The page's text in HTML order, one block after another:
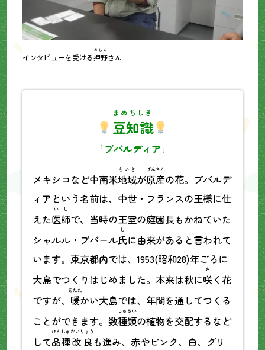
インタビューを受ける押野
おしの
さん
豆知識
まめちしき
「ブバルディア」
メキシコなど中南米地域
ちいき
が原産
げんさん
の花。ブバルデ
ィアという名前は、中世・フランスの王様に仕
えた医師
いし
で、当時の王室の庭園長もかねていた
シャルル・ブバール氏
し
に由来があると言われて
います。東京都内では、1953(昭和28)年ごろに
大島でつくりはじめました。本来は秋に咲
さ
く花
ですが、 暖
あたた
かい大島では、年間を通してつくる
ことができます。数種類
しゅるい
の植物を交配するなど
して品種
ひんしゅ
改良
かいりょう
も進み、赤やピンク、白、グリ